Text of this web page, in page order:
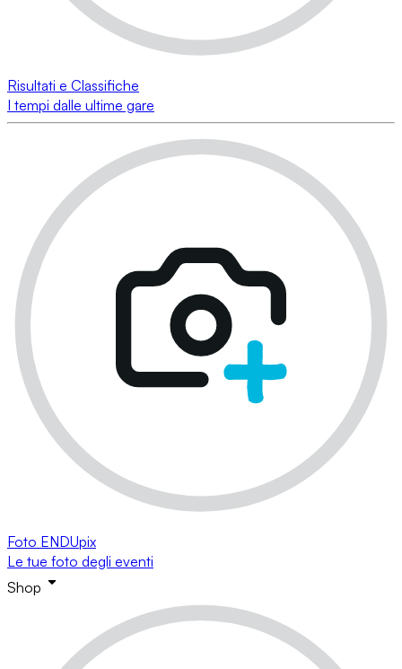
Risultati e Classifiche
I tempi dalle ultime gare
Foto ENDUpix
Le tue foto degli eventi
Shop